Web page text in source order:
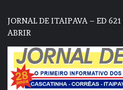
JORNAL DE ITAIPAVA – ED 621
ABRIR